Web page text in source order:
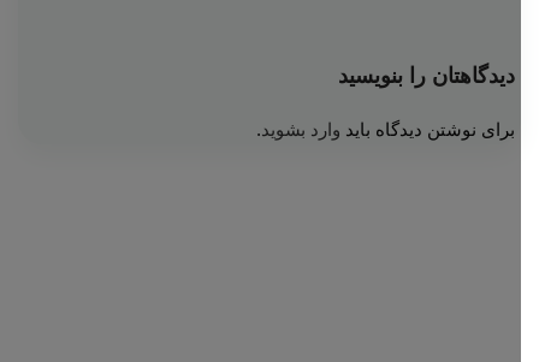
دیدگاهتان را بنویسید
برای نوشتن دیدگاه باید وارد بشوید.